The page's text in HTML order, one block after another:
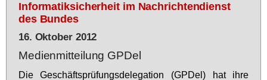
Informatiksicherheit im Nachrichtendienst
des Bundes
16. Oktober 2012
Medienmitteilung GPDel
Die Ge­schäfts­prü­fungs­de­le­ga­ti­on (GPDel) hat ih­re